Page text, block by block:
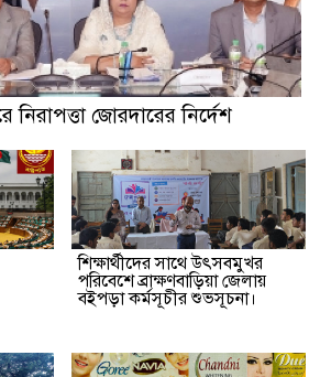
নিরাপত্তা জোরদারের নির্দেশ
শিক্ষার্থীদের সাথে উৎসবমুখর
পরিবেশে ব্রাক্ষণবাড়িয়া জেলায়
বইপড়া কর্মসূচীর শুভসূচনা।